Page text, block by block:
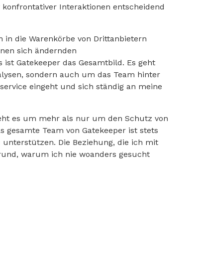
Interaktionen entscheidend
in die Warenkörbe von Drittanbietern
sich ändernden
Gatekeeper das Gesamtbild. Es geht
sondern auch um das Team hinter
eingeht und sich ständig an meine
es um mehr als nur um den Schutz von
gesamte Team von Gatekeeper ist stets
Die Beziehung, die ich mit
warum ich nie woanders gesucht